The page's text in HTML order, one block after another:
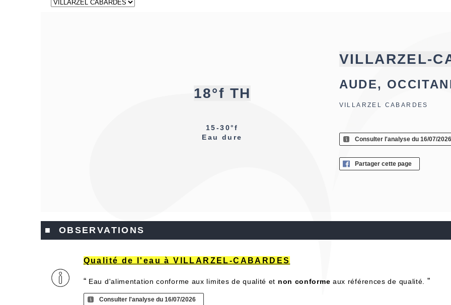
18°f TH
15-30°f
Eau dure
VILLARZEL-
AUDE,
VILLARZEL CABARDES
Consulter l'analyse du 16/07/2026
Partager cette page
■ OBSERVATIONS
Qualité de l'eau à VILLARZEL-CABARDES
“ Eau d'alimentation conforme aux limites de qualité et non conforme aux références de qualité. ”
Consulter l'analyse du 16/07/2026